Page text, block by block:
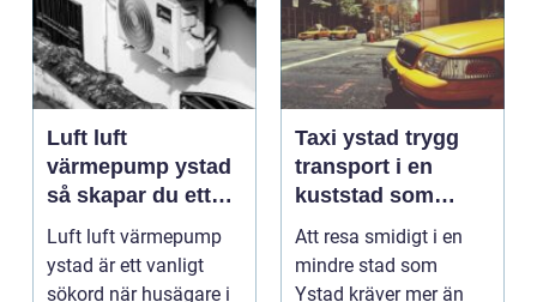
Luft luft
värmepump ystad
så skapar du ett
behagligt
inomhusklimat
Året om
Luft luft värmepump
ystad är ett vanligt
sökord när husägare i
Taxi ystad trygg
transport i en
kuststad som
växer
Att resa smidigt i en
mindre stad som
Ystad kräver mer än